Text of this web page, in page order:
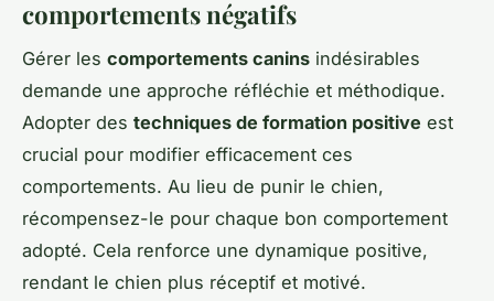
comportements négatifs
Gérer les comportements canins indésirables
demande une approche réfléchie et méthodique.
Adopter des techniques de formation positive est
crucial pour modifier efficacement ces
comportements. Au lieu de punir le chien,
récompensez-le pour chaque bon comportement
adopté. Cela renforce une dynamique positive,
rendant le chien plus réceptif et motivé.